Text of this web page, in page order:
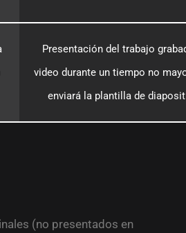
Presentación del trabajo
video durante un tiempo no
enviará la plantilla de
(no presentados en